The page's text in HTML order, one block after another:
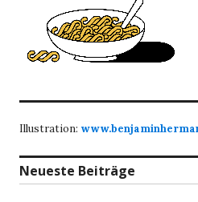
Illustration:
Neueste Beiträge